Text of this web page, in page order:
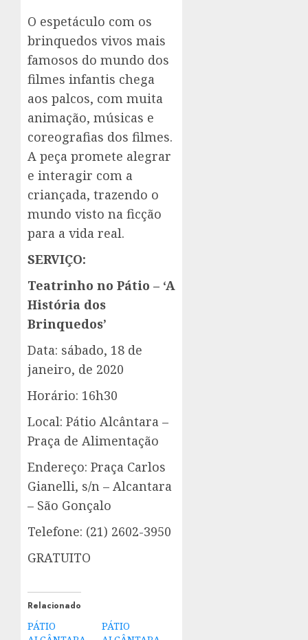
O espetáculo com os
brinquedos vivos mais
famosos do mundo dos
filmes infantis chega
aos palcos, com muita
animação, músicas e
coreografias dos filmes.
A peça promete alegrar
e interagir com a
criançada, trazendo o
mundo visto na ficção
para a vida real.
SERVIÇO:
Teatrinho no Pátio – ‘A
História dos
Brinquedos’
Data: sábado, 18 de
janeiro, de 2020
Horário: 16h30
Local: Pátio Alcântara –
Praça de Alimentação
Endereço: Praça Carlos
Gianelli, s/n – Alcantara
– São Gonçalo
Telefone: (21) 2602-3950
GRATUITO
Relacionado
PÁTIO
PÁTIO